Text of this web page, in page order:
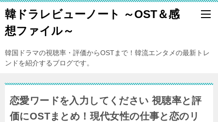
韓ドラレビューノート ～OST＆感
想ファイル～
韓国ドラマの視聴率・評価からOSTまで！韓流エンタメの最新トレ
ンドを紹介するブログです。
恋愛ワードを入力してください 視聴率と評
価にOSTまとめ！現代女性の仕事と恋のリ